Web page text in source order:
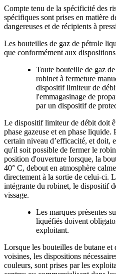
Compte tenu de la spécificité des
spécifiques sont prises en matière
dangereuses et de récipients à
Les bouteilles de gaz de pétrole
que conformément aux
Toute bouteille de gaz
robinet à fermeture
dispositif limiteur de
l'emmagasinage de
par un dispositif de
Le dispositif limiteur de débit doit
phase gazeuse et en phase
certain niveau d’efficacité, et doit,
qu'il soit possible de fermer le
position d'ouverture lorsque, la
40° C, debout en atmosphère
directement à la sortie de celui-ci.
intégrante du robinet, le dispositif
vissage.
Les marques présentes
liquéfiés doivent
exploitant.
Lorsque les bouteilles de butane et
voisines, les dispositions
couleurs, sont prises par les